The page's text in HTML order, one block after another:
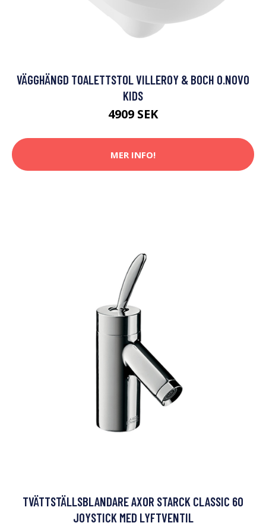
VÄGGHÄNGD TOALETTSTOL VILLEROY & BOCH O.NOVO
KIDS
4909 SEK
MER INFO!
TVÄTTSTÄLLSBLANDARE AXOR STARCK CLASSIC 60
JOYSTICK MED LYFTVENTIL